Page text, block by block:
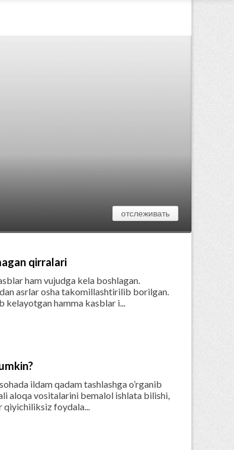
отслеживать
qirralari
ham vujudga kela boshlagan.
asrlar osha takomillashtirilib borilgan.
hamma kasblar i...
ildam qadam tashlashga o’rganib
aloqa vositalarini bemalol ishlata bilishi,
foydala...